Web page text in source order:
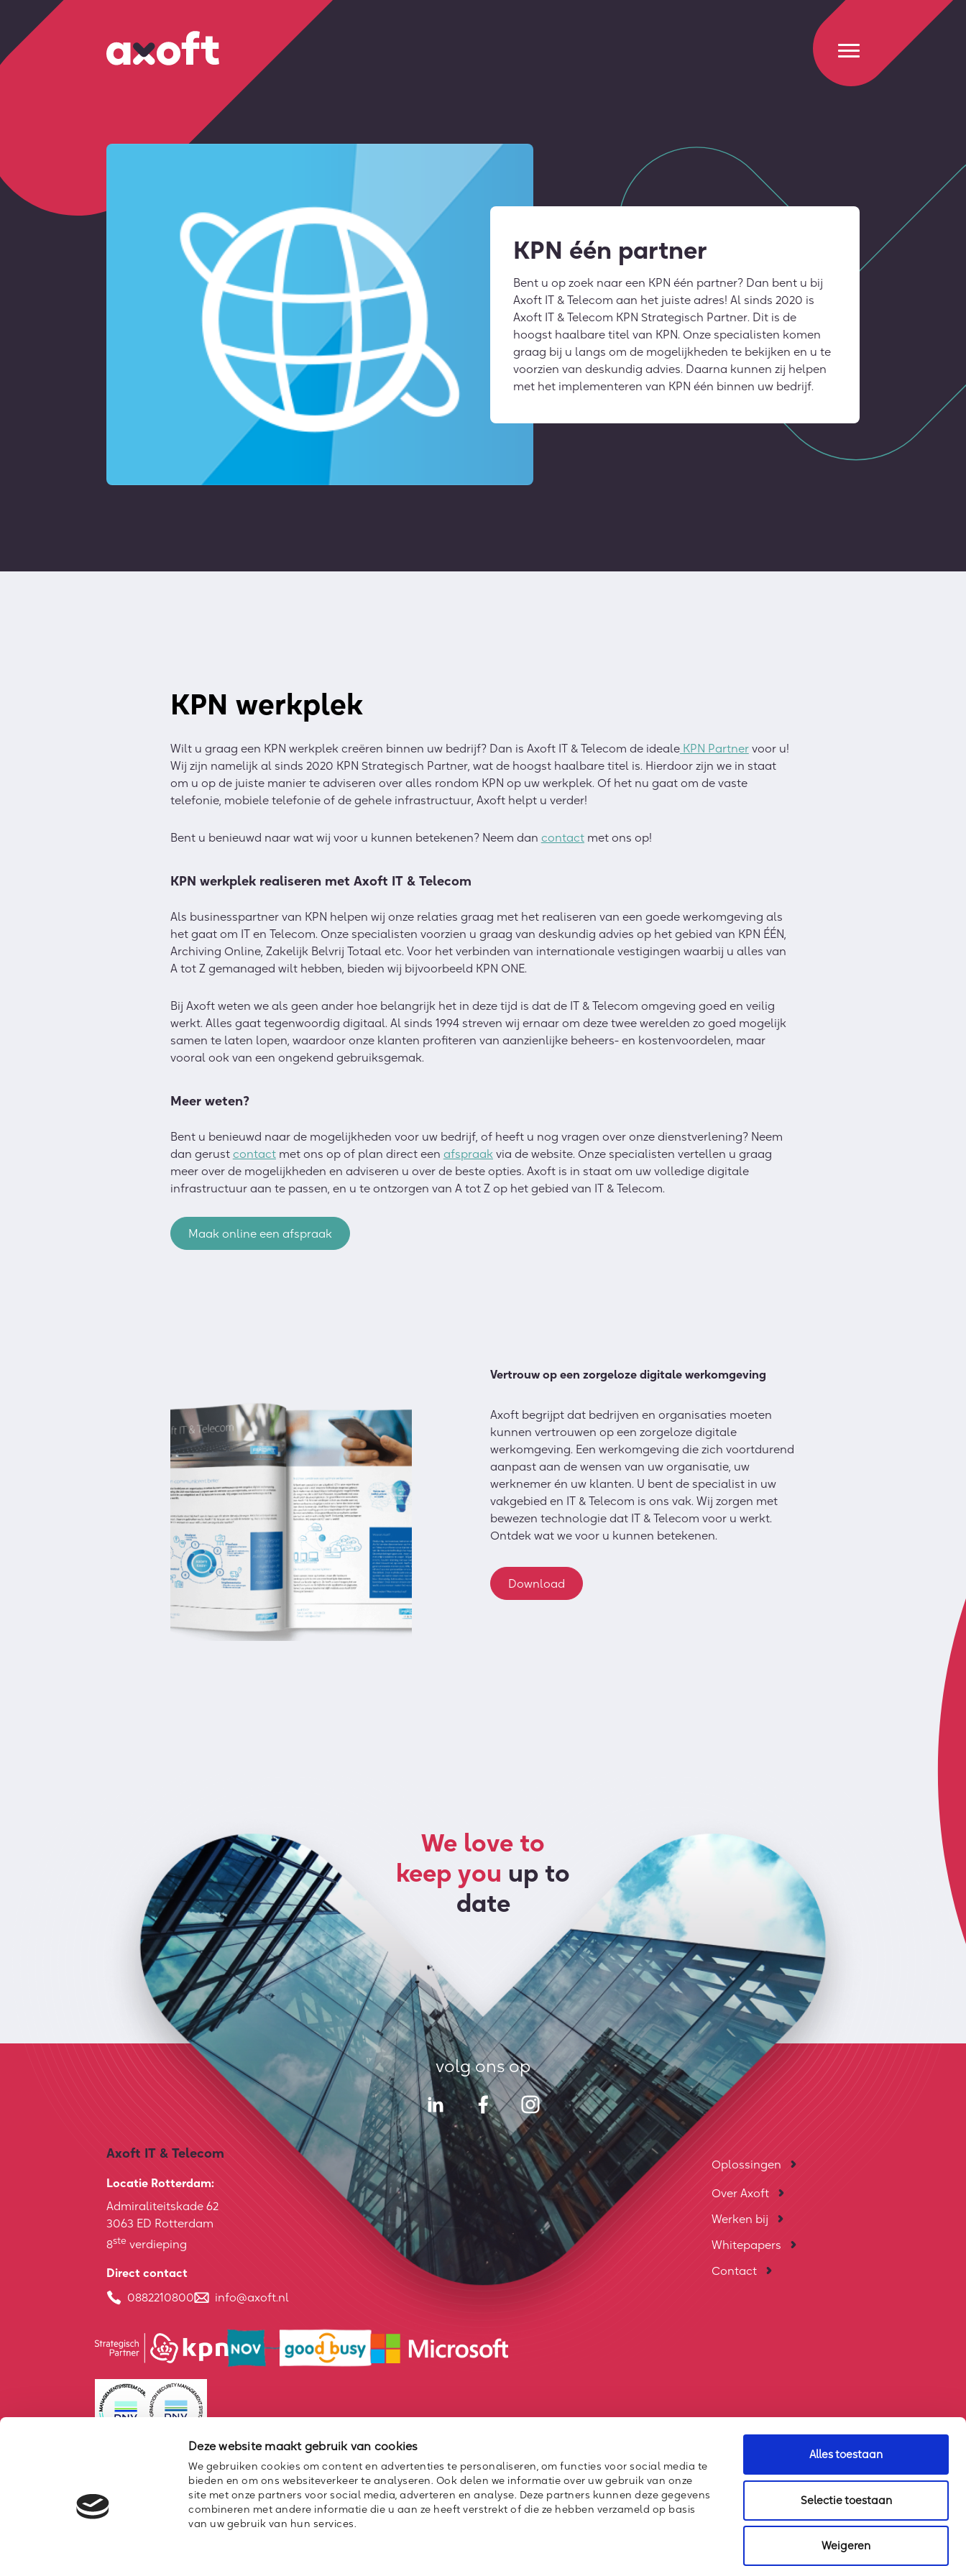
Deze website maakt gebruik van cookies
We gebruiken cookies om content en advertenties te personaliseren, om functies voor social media te
bieden en om ons websiteverkeer te analyseren. Ook delen we informatie over uw gebruik van onze
site met onze partners voor social media, adverteren en analyse. Deze partners kunnen deze gegevens
combineren met andere informatie die u aan ze heeft verstrekt of die ze hebben verzameld op basis
van uw gebruik van hun services.
Alles toestaan
Selectie toestaan
Weigeren
KPN één partner
Bent u op zoek naar een KPN één partner? Dan bent u bij
Axoft IT & Telecom aan het juiste adres! Al sinds 2020 is
Axoft IT & Telecom KPN Strategisch Partner. Dit is de
hoogst haalbare titel van KPN. Onze specialisten komen
graag bij u langs om de mogelijkheden te bekijken en u te
voorzien van deskundig advies. Daarna kunnen zij helpen
met het implementeren van KPN één binnen uw bedrijf.
KPN werkplek
Wilt u graag een KPN werkplek creëren binnen uw bedrijf? Dan is Axoft IT & Telecom de idealeKPN Partnervoor u!
Wij zijn namelijk al sinds 2020 KPN Strategisch Partner, wat de hoogst haalbare titel is. Hierdoor zijn we in staat
om u op de juiste manier te adviseren over alles rondom KPN op uw werkplek. Of het nu gaat om de vaste
telefonie, mobiele telefonie of de gehele infrastructuur, Axoft helpt u verder!
Bent u benieuwd naar wat wij voor u kunnen betekenen? Neem dan contactmet ons op!
KPN werkplek realiseren met Axoft IT & Telecom
Als businesspartner van KPN helpen wij onze relaties graag met het realiseren van een goede werkomgeving als
het gaat om IT en Telecom. Onze specialisten voorzien u graag van deskundig advies op het gebied van KPN ÉÉN,
Archiving Online, Zakelijk Belvrij Totaal etc. Voor het verbinden van internationale vestigingen waarbij u alles van
A tot Z gemanaged wilt hebben, bieden wij bijvoorbeeld KPN ONE.
Bij Axoft weten we als geen ander hoe belangrijk het in deze tijd is dat de IT & Telecom omgeving goed en veilig
werkt. Alles gaat tegenwoordig digitaal. Al sinds 1994 streven wij ernaar om deze twee werelden zo goed mogelijk
samen te laten lopen, waardoor onze klanten profiteren van aanzienlijke beheers- en kostenvoordelen, maar
vooral ook van een ongekend gebruiksgemak.
Meer weten?
Bent u benieuwd naar de mogelijkheden voor uw bedrijf, of heeft u nog vragen over onze dienstverlening? Neem
dan gerust contactmet ons op of plan direct een afspraak via de website. Onze specialisten vertellen u graag
meer over de mogelijkheden en adviseren u over de beste opties. Axoft is in staat om uw volledige digitale
infrastructuur aan te passen, en u te ontzorgen van A tot Z op het gebied van IT & Telecom.
Maak online een afspraak
Vertrouw op een zorgeloze digitale werkomgeving
Axoft begrijpt dat bedrijven en organisaties moeten
kunnen vertrouwen op een zorgeloze digitale
werkomgeving. Een werkomgeving die zich voortdurend
aanpast aan de wensen van uw organisatie, uw
werknemer én uw klanten. U bent de specialist in uw
vakgebied en IT & Telecom is ons vak. Wij zorgen met
bewezen technologie dat IT & Telecom voor u werkt.
Ontdek wat we voor u kunnen betekenen.
Download
We love to
keep you up to
date
volg ons op
Axoft IT & Telecom
Locatie Rotterdam:
Admiraliteitskade 62
3063 ED Rotterdam
8ste verdieping
Direct contact
0882210800
info@axoft.nl
Oplossingen
Over Axoft
Werken bij
Whitepapers
Contact